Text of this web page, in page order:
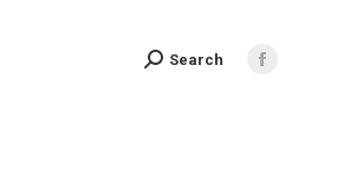
Search:
Search
Facebook